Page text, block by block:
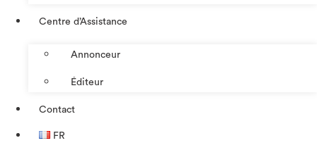
Centre d’Assistance
Annonceur
Éditeur
Contact
FR